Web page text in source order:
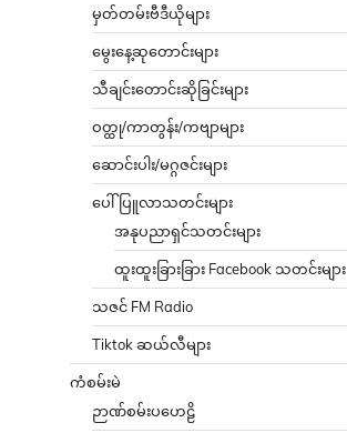
မှတ်တမ်းဗီဒီယိုများ
မွေးနေ့ဆုတောင်းများ
သီချင်းတောင်းဆိုခြင်းများ
ဝတ္ထု/ကာတွန်း/ကဗျာများ
ဆောင်းပါး/မဂ္ဂဇင်းများ
ပေါ်ပြူလာသတင်းများ
အနုပညာရှင်သတင်းများ
ထူးထူးခြားခြား Facebook သတင်းများ
သဇင် FM Radio
Tiktok ဆယ်လီများ
ကံစမ်းမဲ
ဉာဏ်စမ်းပဟေဠိ